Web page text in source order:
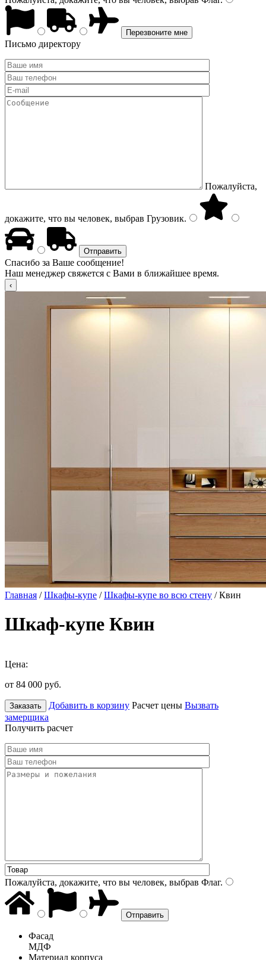
Письмо директору
Пожалуйста,
докажите, что вы человек, выбрав Грузовик.
Спасибо за Ваше сообщение!
Наш менеджер свяжется с Вами в ближайшее время.
Главная /Шкафы-купе /Шкафы-купе во всю стену / Квин
Шкаф-купе Квин
Цена:
от 84 000 руб.
Заказать Добавить в корзину Расчет цены Вызвать
замерщика
Получить расчет
Пожалуйста, докажите, что вы человек, выбрав Флаг.
Фасад
МДФ
Материал корпуса